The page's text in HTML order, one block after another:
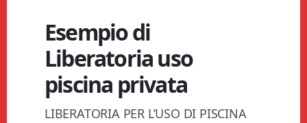
Esempio di
Liberatoria uso
piscina privata​
LIBERATORIA PER L’USO DI PISCINA